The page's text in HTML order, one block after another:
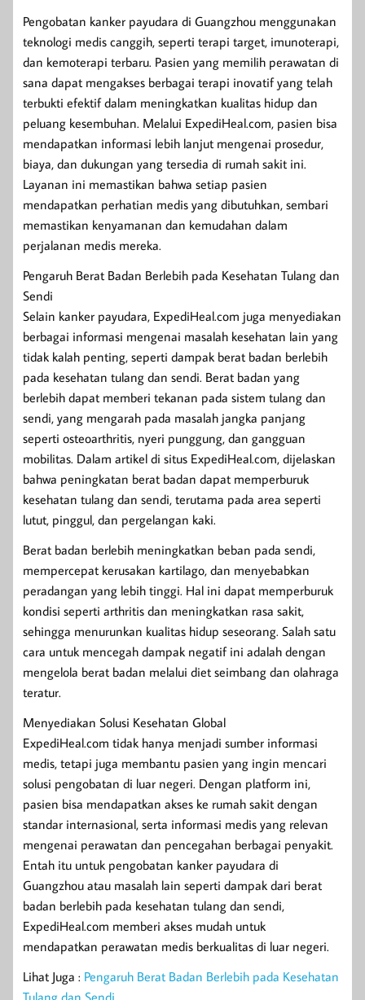
Pengobatan kanker payudara di Guangzhou menggunakan
teknologi medis canggih, seperti terapi target, imunoterapi,
dan kemoterapi terbaru. Pasien yang memilih perawatan di
sana dapat mengakses berbagai terapi inovatif yang telah
terbukti efektif dalam meningkatkan kualitas hidup dan
peluang kesembuhan. Melalui ExpediHeal.com, pasien bisa
mendapatkan informasi lebih lanjut mengenai prosedur,
biaya, dan dukungan yang tersedia di rumah sakit ini.
Layanan ini memastikan bahwa setiap pasien
mendapatkan perhatian medis yang dibutuhkan, sembari
memastikan kenyamanan dan kemudahan dalam
perjalanan medis mereka.
Pengaruh Berat Badan Berlebih pada Kesehatan Tulang dan
Sendi
Selain kanker payudara, ExpediHeal.com juga menyediakan
berbagai informasi mengenai masalah kesehatan lain yang
tidak kalah penting, seperti dampak berat badan berlebih
pada kesehatan tulang dan sendi. Berat badan yang
berlebih dapat memberi tekanan pada sistem tulang dan
sendi, yang mengarah pada masalah jangka panjang
seperti osteoarthritis, nyeri punggung, dan gangguan
mobilitas. Dalam artikel di situs ExpediHeal.com, dijelaskan
bahwa peningkatan berat badan dapat memperburuk
kesehatan tulang dan sendi, terutama pada area seperti
lutut, pinggul, dan pergelangan kaki.
Berat badan berlebih meningkatkan beban pada sendi,
mempercepat kerusakan kartilago, dan menyebabkan
peradangan yang lebih tinggi. Hal ini dapat memperburuk
kondisi seperti arthritis dan meningkatkan rasa sakit,
sehingga menurunkan kualitas hidup seseorang. Salah satu
cara untuk mencegah dampak negatif ini adalah dengan
mengelola berat badan melalui diet seimbang dan olahraga
teratur.
Menyediakan Solusi Kesehatan Global
ExpediHeal.com tidak hanya menjadi sumber informasi
medis, tetapi juga membantu pasien yang ingin mencari
solusi pengobatan di luar negeri. Dengan platform ini,
pasien bisa mendapatkan akses ke rumah sakit dengan
standar internasional, serta informasi medis yang relevan
mengenai perawatan dan pencegahan berbagai penyakit.
Entah itu untuk pengobatan kanker payudara di
Guangzhou atau masalah lain seperti dampak dari berat
badan berlebih pada kesehatan tulang dan sendi,
ExpediHeal.com memberi akses mudah untuk
mendapatkan perawatan medis berkualitas di luar negeri.
Lihat Juga : Pengaruh Berat Badan Berlebih pada Kesehatan
Tulang dan Sendi